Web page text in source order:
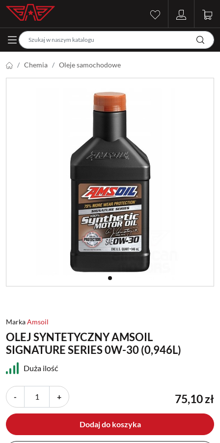
Chemia Oleje samochodowe
MarkaAmsoil
OLEJ SYNTETYCZNY AMSOIL
SIGNATURE SERIES 0W-30 (0,946L)
Duża ilość
- + 75,10 zł
Dodaj do koszyka